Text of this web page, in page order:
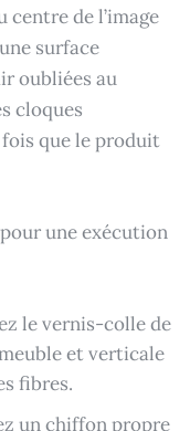
de l’image
surface
oubliées au
cloques
que le produit
une exécution
le vernis-colle de
et verticale
fibres.
un chiffon propre